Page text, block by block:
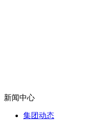
新闻中心
集团动态